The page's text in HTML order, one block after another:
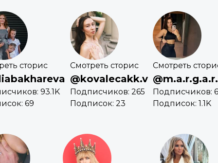
сторис
93.1K
69
Смотреть сторис
@kovalecakk.v
Подписчиков: 265
Подписок: 23
Смотреть
Подписчиков:
Подписок: 1.1K